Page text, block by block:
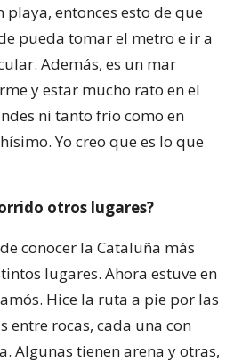
entonces esto de que
pueda tomar el metro e ir a
Además, es un mar
y estar mucho rato en el
ni tanto frío como en
Yo creo que es lo que
otros lugares?
conocer la Cataluña más
lugares. Ahora estuve en
Hice la ruta a pie por las
entre rocas, cada una con
Algunas tienen arena y otras,